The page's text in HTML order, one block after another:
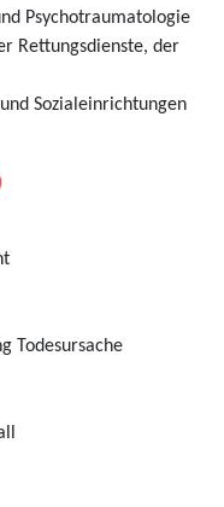
Psychotraumatologie
Rettungsdienste, der
Sozialeinrichtungen
Todesursache